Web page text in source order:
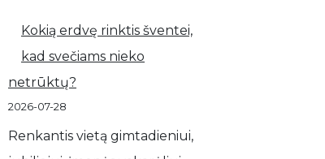
Kokią erdvę rinktis šventei,
kad svečiams nieko
netrūktų?
2026-07-28
Renkantis vietą gimtadieniui,